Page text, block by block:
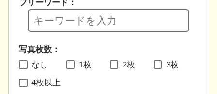
フリーワード：
写真枚数：
なし
1枚 2枚 3枚
4枚以上